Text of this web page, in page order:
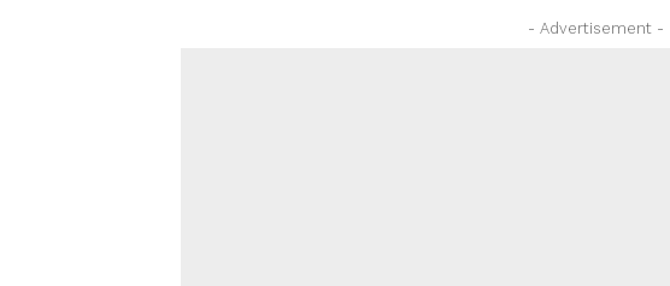
- Advertisement -